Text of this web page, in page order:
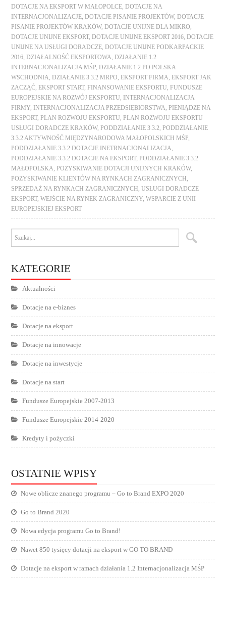
DOTACJE NA EKSPORT W MAŁOPOLCE,DOTACJE NA
INTERNACJONALIZACJE,DOTACJE PISANIE PROJEKTÓW,DOTACJE
PISANIE PROJEKTÓW KRAKÓW,DOTACJE UNIJNE DLA MIKRO,
DOTACJE UNIJNE EKSPORT,DOTACJE UNIJNE EKSPORT 2016,DOTACJE
UNIJNE NA USŁUGI DORADCZE,DOTACJE UNIJNE PODKARPACKIE
2016,DZIAŁALNOŚĆ EKSPORTOWA,DZIAŁANIE 1.2
INTERNACJONALIZACJA MŚP,DZIAŁANIE 1.2 PO POLSKA
WSCHODNIA,DZIAŁANIE 3.3.2 MRPO,EKSPORT FIRMA,EKSPORT JAK
ZACZĄĆ,EKSPORT START, FINANSOWANIE EKSPORTU, FUNDUSZE
EUROPEJSKIE NA ROZWÓJ EKSPORTU,
INTERNACJONALIZACJA
FIRMY, INTERNACJONALIZACJA PRZEDSIĘBIORSTWA, PIENIĄDZE NA
EKSPORT, PLAN ROZWOJU EKSPORTU, PLAN ROZWOJU EKSPORTU
USŁUGI DORADCZE KRAKÓW, PODDZIAŁANIE 3.3.2, PODDZIAŁANIE
3.3.2 AKTYWNOŚĆ MIĘDZYNARODOWA MAŁOPOLSKICH MŚP,
PODDZIAŁANIE 3.3.2 DOTACJE INETRNACJONALIZACJA,
PODDZIAŁANIE 3.3.2 DOTACJE NA EKSPORT, PODDZIAŁANIE 3.3.2
MAŁOPOLSKA, POZYSKIWANIE DOTACJI UNIJNYCH KRAKÓW,
POZYSKIWANIE KLIENTÓW NA RYNKACH ZAGRANICZNYCH,
SPRZEDAŻ NA RYNKACH ZAGRANICZNYCH, USŁUGI DORADCZE
EKSPORT, WEJŚCIE NA RYNEK ZAGRANICZNY, WSPARCIE Z UNII
EUROPEJSKIEJ EKSPORT
KATEGORIE
Aktualności
Dotacje na e-biznes
Dotacje na eksport
Dotacje na innowacje
Dotacje na inwestycje
Dotacje na start
Fundusze Europejskie 2007-2013
Fundusze Europejskie 2014-2020
Kredyty i pożyczki
OSTATNIE WPISY
Nowe oblicze znanego programu – Go to Brand EXPO 2020
Go to Brand 2020
Nowa edycja programu Go to Brand!
Nawet 850 tysięcy dotacji na eksport w GO TO BRAND
Dotacje na eksport w ramach działania 1.2 Internacjonalizacja MŚP